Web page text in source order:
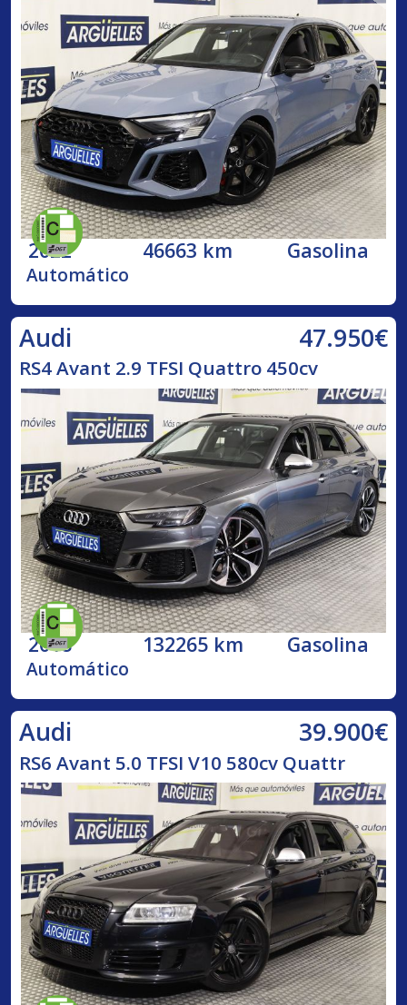
2022 46663 km Gasolina
Automático
Audi 47.950€
RS4 Avant 2.9 TFSI Quattro 450cv
2018 132265 km Gasolina
Automático
Audi 39.900€
RS6 Avant 5.0 TFSI V10 580cv Quattr